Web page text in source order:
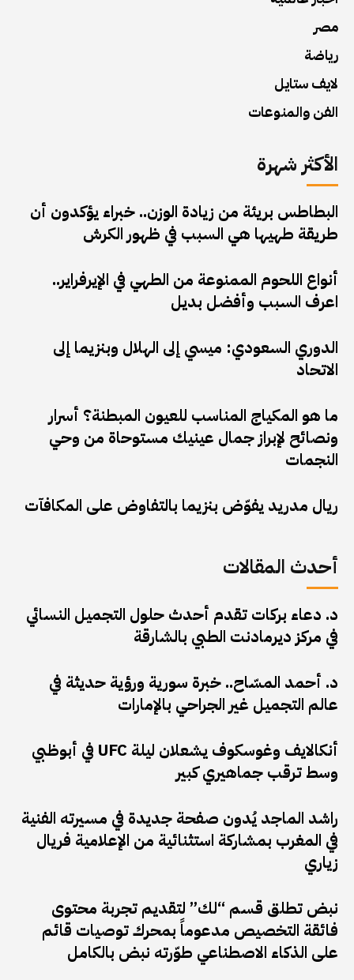
مصر
رياضة
لايف ستايل
الفن والمنوعات
الأكثر شهرة
البطاطس بريئة من زيادة الوزن.. خبراء يؤكدون أن
طريقة طهيها هي السبب في ظهور الكرش
أنواع اللحوم الممنوعة من الطهي في الإيرفراير..
اعرف السبب وأفضل بديل
الدوري السعودي: ميسي إلى الهلال وبنزيما إلى
الاتحاد
ما هو المكياج المناسب للعيون المبطنة؟ أسرار
ونصائح لإبراز جمال عينيك مستوحاة من وحي
النجمات
ريال مدريد يفوّض بنزيما بالتفاوض على المكافآت
أحدث المقالات
د. دعاء بركات تقدم أحدث حلول التجميل النسائي
في مركز ديرمادنت الطبي بالشارقة
د. أحمد المسّاح.. خبرة سورية ورؤية حديثة في
عالم التجميل غير الجراحي بالإمارات
أنكالايف وغوسكوف يشعلان ليلة UFC في أبوظبي
وسط ترقب جماهيري كبير
راشد الماجد يُدون صفحة جديدة في مسيرته الفنية
في المغرب بمشاركة استثنائية من الإعلامية فريال
زياري
نبض تطلق قسم “لك” لتقديم تجربة محتوى
فائقة التخصيص مدعوماً بمحرك توصيات قائم
على الذكاء الاصطناعي طوّرته نبض بالكامل